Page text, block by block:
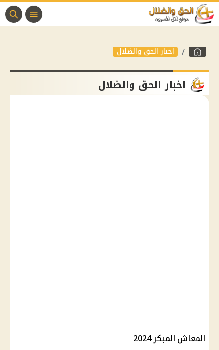
اخبار الحق والضلال
اخبار الحق والضلال
المعاش المبكر 2024